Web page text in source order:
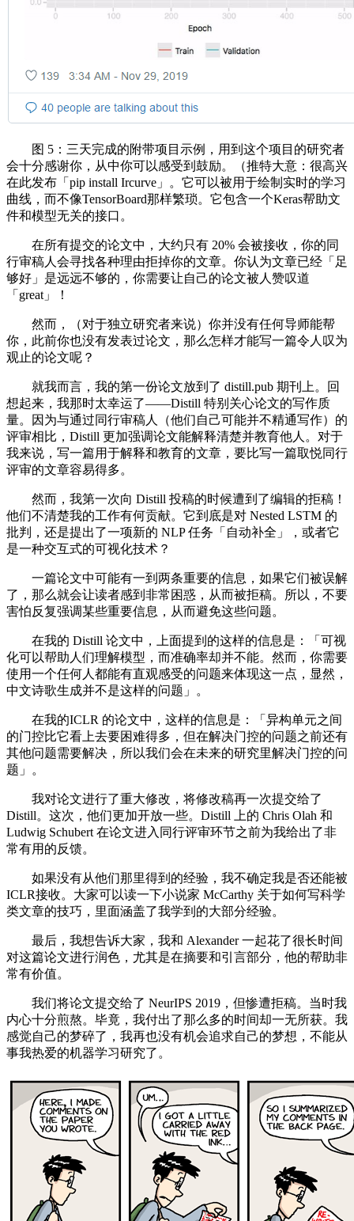
图 5：三天完成的附带项目示例，用到这个项目的研究者
会十分感谢你，从中你可以感受到鼓励。（推特大意：很高兴
在此发布「pip install Ircurve」。它可以被用于绘制实时的学习
曲线，而不像TensorBoard那样繁琐。它包含一个Keras帮助文
件和模型无关的接口。
在所有提交的论文中，大约只有 20% 会被接收，你的同
行审稿人会寻找各种理由拒掉你的文章。你认为文章已经「足
够好」是远远不够的，你需要让自己的论文被人赞叹道
「great」！
然而，（对于独立研究者来说）你并没有任何导师能帮
你，此前你也没有发表过论文，那么怎样才能写一篇令人叹为
观止的论文呢？
就我而言，我的第一份论文放到了 distill.pub 期刊上。回
想起来，我那时太幸运了——Distill 特别关心论文的写作质
量。因为与通过同行审稿人（他们自己可能并不精通写作）的
评审相比，Distill 更加强调论文能解释清楚并教育他人。对于
我来说，写一篇用于解释和教育的文章，要比写一篇取悦同行
评审的文章容易得多。
然而，我第一次向 Distill 投稿的时候遭到了编辑的拒稿！
他们不清楚我的工作有何贡献。它到底是对 Nested LSTM 的
批判，还是提出了一项新的 NLP 任务「自动补全」，或者它
是一种交互式的可视化技术？
一篇论文中可能有一到两条重要的信息，如果它们被误解
了，那么就会让读者感到非常困惑，从而被拒稿。所以，不要
害怕反复强调某些重要信息，从而避免这些问题。
在我的 Distill 论文中，上面提到的这样的信息是：「可视
化可以帮助人们理解模型，而准确率却并不能。然而，你需要
使用一个任何人都能有直观感受的问题来体现这一点，显然，
中文诗歌生成并不是这样的问题」。
在我的ICLR 的论文中，这样的信息是：「异构单元之间
的门控比它看上去要困难得多，但在解决门控的问题之前还有
其他问题需要解决，所以我们会在未来的研究里解决门控的问
题」。
我对论文进行了重大修改，将修改稿再一次提交给了
Distill。这次，他们更加开放一些。Distill 上的 Chris Olah 和
Ludwig Schubert 在论文进入同行评审环节之前为我给出了非
常有用的反馈。
如果没有从他们那里得到的经验，我不确定我是否还能被
ICLR接收。大家可以读一下小说家 McCarthy 关于如何写科学
类文章的技巧，里面涵盖了我学到的大部分经验。
最后，我想告诉大家，我和 Alexander 一起花了很长时间
对这篇论文进行润色，尤其是在摘要和引言部分，他的帮助非
常有价值。
我们将论文提交给了 NeurIPS 2019，但惨遭拒稿。当时我
内心十分煎熬。毕竟，我付出了那么多的时间却一无所获。我
感觉自己的梦碎了，我再也没有机会追求自己的梦想，不能从
事我热爱的机器学习研究了。